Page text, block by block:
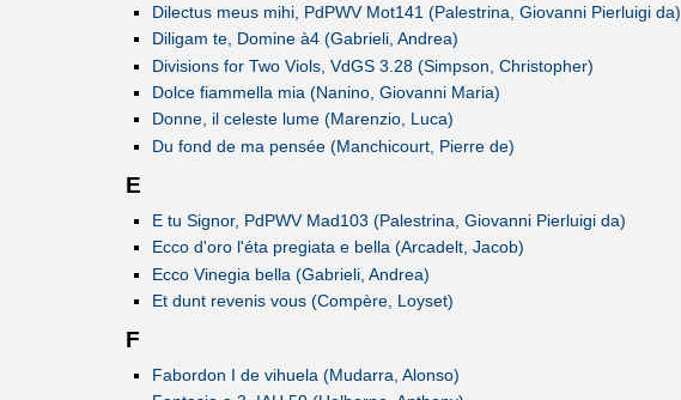
Dilectus meus mihi, PdPWV Mot141 (Palestrina, Giovanni Pierluigi da)
Diligam te, Domine à4 (Gabrieli, Andrea)
Divisions for Two Viols, VdGS 3.28 (Simpson, Christopher)
Dolce fiammella mia (Nanino, Giovanni Maria)
Donne, il celeste lume (Marenzio, Luca)
Du fond de ma pensée (Manchicourt, Pierre de)
E
E tu Signor, PdPWV Mad103 (Palestrina, Giovanni Pierluigi da)
Ecco d'oro l'éta pregiata e bella (Arcadelt, Jacob)
Ecco Vinegia bella (Gabrieli, Andrea)
Et dunt revenis vous (Compère, Loyset)
F
Fabordon I de vihuela (Mudarra, Alonso)